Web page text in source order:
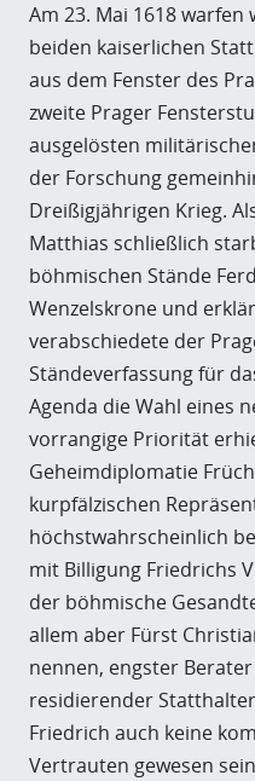
Am 23. Mai 1618
beiden kaiserlichen
aus dem Fenster des
zweite Prager
ausgelösten
der Forschung
Dreißigjährigen Krieg.
Matthias schließlich
böhmischen Stände
Wenzelskrone und
verabschiedete der
Ständeverfassung für
Agenda die Wahl eines
vorrangige Priorität
Geheimdiplomatie
kurpfälzischen
höchstwahrscheinlich
mit Billigung Friedrichs
der böhmische
allem aber Fürst
nennen, engster
residierender
Friedrich auch keine
Vertrauten gewesen